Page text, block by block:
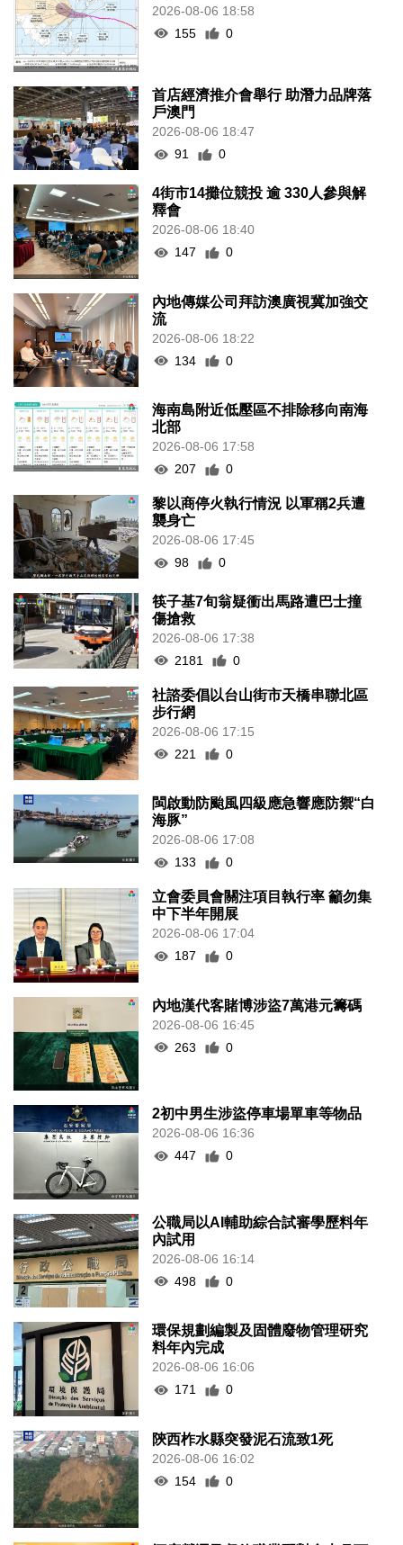
2026-08-06 18:58
155
0
首店經濟推介會舉行 助潛力品牌落
戶澳門
2026-08-06 18:47
91
0
4街市14攤位競投 逾 330人參與解
釋會
2026-08-06 18:40
147
0
內地傳媒公司拜訪澳廣視冀加強交
流
2026-08-06 18:22
134
0
海南島附近低壓區不排除移向南海
北部
2026-08-06 17:58
207
0
黎以商停火執行情況 以軍稱2兵遭
襲身亡
2026-08-06 17:45
98
0
筷子基7旬翁疑衝出馬路遭巴士撞
傷搶救
2026-08-06 17:38
2181
0
社諮委倡以台山街市天橋串聯北區
步行網
2026-08-06 17:15
221
0
閩啟動防颱風四級應急響應防禦“白
海豚”
2026-08-06 17:08
133
0
立會委員會關注項目執行率 籲勿集
中下半年開展
2026-08-06 17:04
187
0
內地漢代客賭博涉盜7萬港元籌碼
2026-08-06 16:45
263
0
2初中男生涉盜停車場單車等物品
2026-08-06 16:36
447
0
公職局以AI輔助綜合試審學歷料年
內試用
2026-08-06 16:14
498
0
環保規劃編製及固體廢物管理研究
料年內完成
2026-08-06 16:06
171
0
陝西柞水縣突發泥石流致1死
2026-08-06 16:02
154
0